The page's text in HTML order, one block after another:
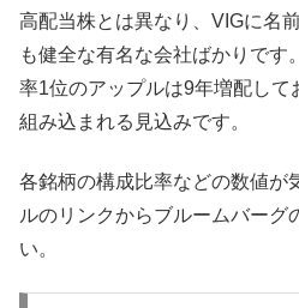
高配当株とは異なり、VIGに名
も健全な有名な会社ばかりです
率1位のアップルは9年増配して
組み込まれる見込みです。
各銘柄の構成比率などの数値が
ルのリンクからブルームバーグ
い。